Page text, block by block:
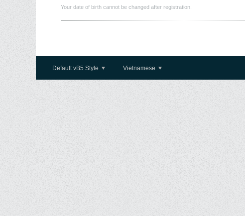
Your date of birth cannot be changed after registration.
Default vB5 Style Vietnamese